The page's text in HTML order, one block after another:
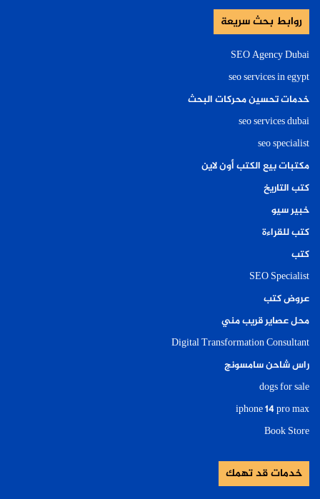
روابط بحث سريعة
SEO Agency Dubai
seo services in egypt
خدمات تحسين محركات البحث
seo services dubai
seo specialist
مكتبات بيع الكتب أون لاين
كتب التاريخ
خبير سيو
كتب للقراءة
كتب
SEO Specialist
عروض كتب
محل عصاير قريب مني
Digital Transformation Consultant
راس شاحن سامسونج
dogs for sale
iphone 14 pro max
Book Store
خدمات قد تهمك